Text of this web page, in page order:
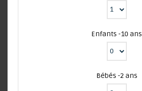
Enfants -10 ans
Bébés -2 ans